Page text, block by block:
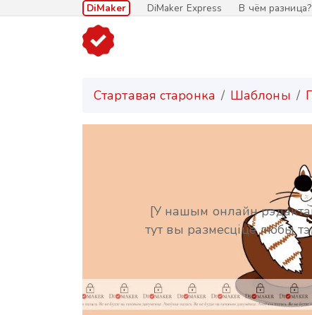
DiMaker DiMaker Express В чём разница?
Стартавая старонка Шаблоны
[У нашым онлайн
тут вы размесціце любы